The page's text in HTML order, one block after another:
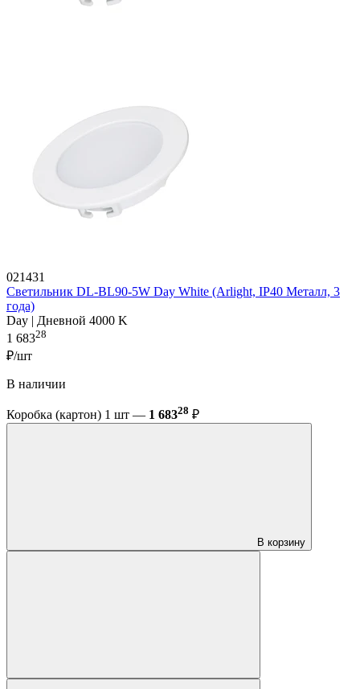
021431
Светильник DL-BL90-5W Day White (Arlight, IP40 Металл, 3
года)
Day | Дневной 4000 K
1 68328
₽/шт
В наличии
Коробка (картон) 1 шт — 1 68328 ₽
В корзину